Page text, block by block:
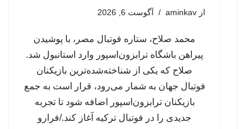
از aminkav آگوست 6, 2026
محمد صلاح، ستاره فوتبال مصر، با پوشیدن
پیراهن باشگاه ترابزون‌اسپور وارد استانبول شد.
صلاح که یکی از شناخته‌شده‌ترین بازیکنان
فوتبال جهان به شمار می‌رود، قرار است به جمع
بازیکنان ترابزون‌اسپور اضافه شود تا تجربه
جدیدی را در فوتبال ترکیه آغاز کند./فرارو